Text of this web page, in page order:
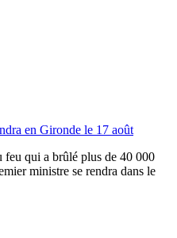
en Gironde le 17 août
feu qui a brûlé plus de 40 000
ministre se rendra dans le